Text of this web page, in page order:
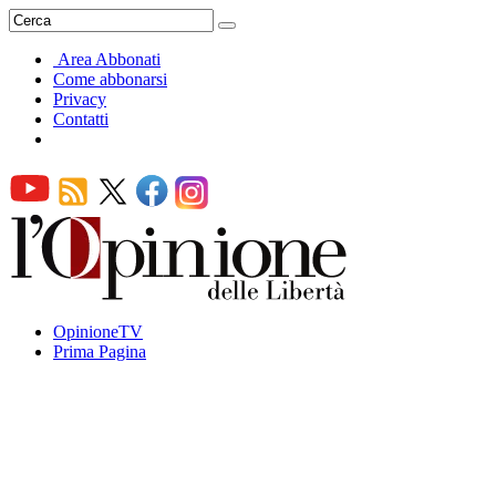
Area Abbonati
Come abbonarsi
Privacy
Contatti
OpinioneTV
Prima Pagina